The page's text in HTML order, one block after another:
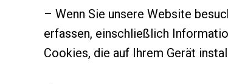
– Wenn Sie unsere Website
erfassen, einschließlich
Cookies, die auf Ihrem Gerät